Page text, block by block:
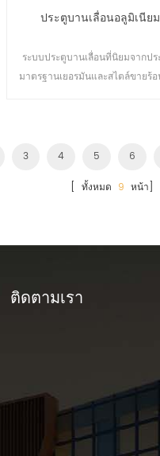
ประตูบานเลื่อนอลูมิเนีย
ระบบประตูบานเลื่อนที่นิยมจากป
มาตรฐานเยอรมันและสไตล์ขายร้
3 4 5 6
[ ทั้งหมด 9 หน้า]
ติดตามเรา